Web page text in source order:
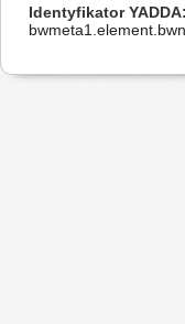
Identyfikator YADDA